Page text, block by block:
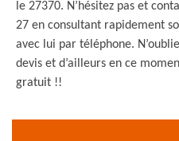
le 27370. N’hésitez pas et
27 en consultant rapidement
avec lui par téléphone.
devis et d’ailleurs en ce
gratuit !!